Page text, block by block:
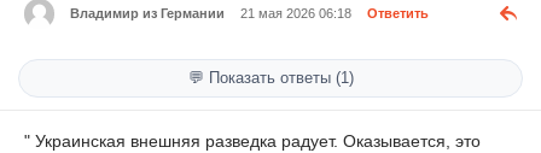
Владимир из Германии 21 мая 2026 06:18 Ответить
💬 Показать ответы (1)
" Украинская внешняя разведка радует. Оказывается, это